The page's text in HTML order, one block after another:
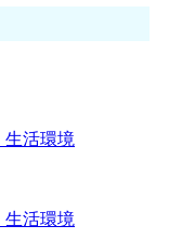
生活環境
生活環境